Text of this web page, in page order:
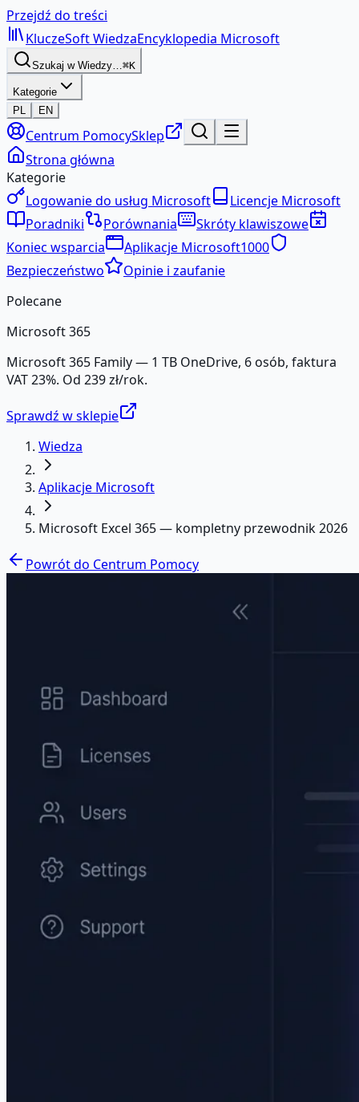
Przejdź do treści
KluczeSoftWiedzaEncyklopedia Microsoft
Szukaj w Wiedzy…⌘K
Kategorie
PL
EN
Centrum PomocySklep
Strona główna
Kategorie
Logowanie do usług Microsoft
Licencje Microsoft
Poradniki
Porównania
Skróty klawiszowe
Koniec wsparcia
Aplikacje Microsoft1000
Bezpieczeństwo
Opinie i zaufanie
Polecane
Microsoft 365
Microsoft 365 Family — 1 TB OneDrive, 6 osób, faktura
VAT 23%. Od 239 zł/rok.
Sprawdź w sklepie
Wiedza
Aplikacje Microsoft
Microsoft Excel 365 — kompletny przewodnik 2026
Powrót do Centrum Pomocy